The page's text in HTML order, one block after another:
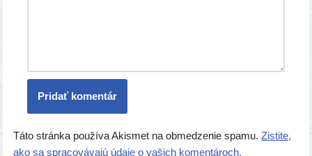
Táto stránka používa Akismet na obmedzenie spamu.Zistite,
ako sa spracovávajú údaje o vašich komentároch.